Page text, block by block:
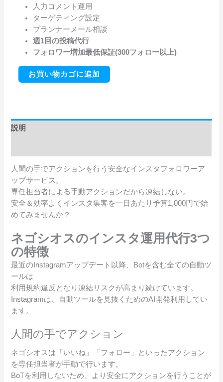
人力コメント運用
ターゲティング設定
プランナーメール相談
週1回の投稿代行
フォロワー増加最低保証(300フォロー以上)
お買い物カゴに追加
説明
人間の手でアクションを行う安全なインスタフォロワーア
ップサービス。
専任担当者による手動アクションだから凍結しない。
安全＆効率よくインスタ集客を一日あたり予算1,000円で始
めてみませんか？
ネゴシオスのインスタ運用代行3つ
の特徴
最近のInstagramアップデート以降、Botを含む全ての自動ツ
ールは
利用規約違反となり凍結リスクが高まり続けています。
Instagramは、自動ツールを見抜くためのAI開発利用してい
ます。
人間の手でアクション
ネゴシオスは「いいね」「フォロー」といったアクション
を専任担当者が手動で行います。
BoTを利用しないため、より安全にアクションを行うことが